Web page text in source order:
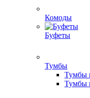
Комоды
Буфеты
Тумбы
Тумбы
Тумбы